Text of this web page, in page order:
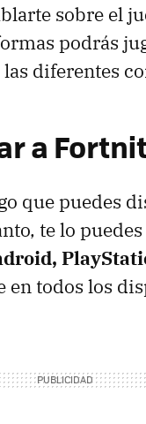
sobre el
podrás
diferentes
a
que puedes
te lo
en todos los